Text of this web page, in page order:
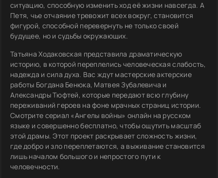
ситуацию, способную изменить ход её жизни навсегда. А
Петя, чье отчаяние тревожит всех вокруг, становится
фигурой, способной перевернуть не только своей
будущее, но и судьбы окружающих.
Татьяна Ходаковская представила драматическую
историю, в которой переплелись человеческая слабость,
надежда и сила духа. Вас ждут мастерские актерские
работы Богдана Бенюка, Матвея Зубалевича и
Александры Тюфтей, которые передают всю глубину
переживаний героев на фоне мрачных страниц истории.
Смотрите сериал «Ангелы войны» онлайн на русском
языке и совершенно бесплатно, чтобы ощутить масштаб
этой драмы. Этот проект раскрывает сложность жизни,
где добро и зло переплетаются, а выживание становится
лишь началом большого и непростого пути к
человечности.